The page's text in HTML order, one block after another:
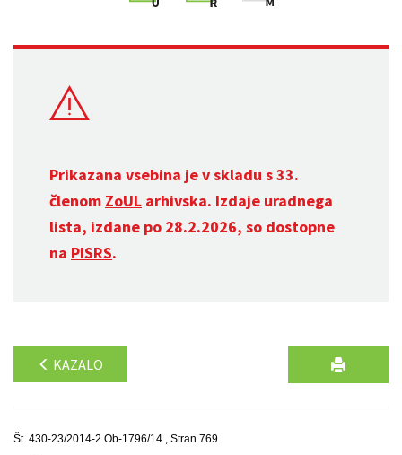
Prikazana vsebina je v skladu s 33.
členom ZoUL arhivska. Izdaje uradnega
lista, izdane po 28.2.2026, so dostopne
na PISRS.
KAZALO
Št. 430-23/2014-2 Ob-1796/14 , Stran 769